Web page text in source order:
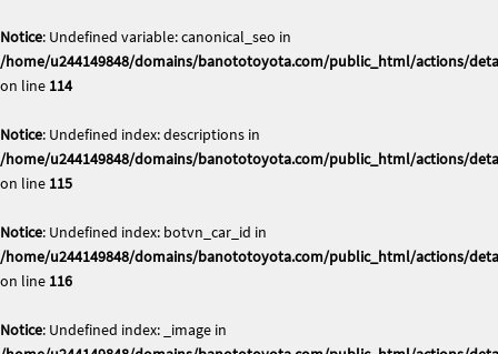
Notice: Undefined variable: canonical_seo in
/home/u244149848/domains/banototoyota.com/public_html/actions/
on line 114
Notice: Undefined index: descriptions in
/home/u244149848/domains/banototoyota.com/public_html/actions/
on line 115
Notice: Undefined index: botvn_car_id in
/home/u244149848/domains/banototoyota.com/public_html/actions/
on line 116
Notice: Undefined index: _image in